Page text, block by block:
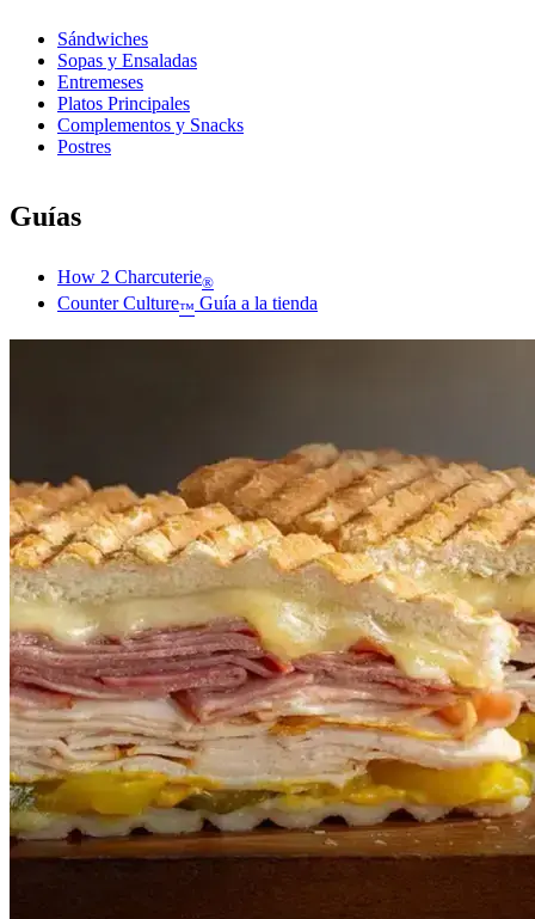
Sándwiches
Sopas y Ensaladas
Entremeses
Platos Principales
Complementos y Snacks
Postres
Guías
How 2 Charcuterie®
Counter Culture™ Guía a la tienda